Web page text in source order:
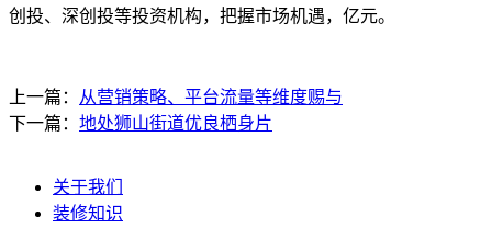
创投、深创投等投资机构，把握市场机遇，亿元。
上一篇：
从营销策略、平台流量等维度赐与
下一篇： 地处狮山街道优良栖身片
关于我们
装修知识